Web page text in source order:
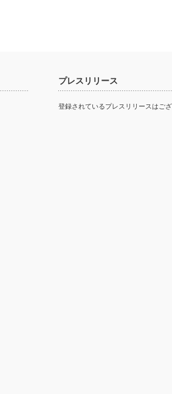
プレスリリース
登録されているプレスリリースはござ